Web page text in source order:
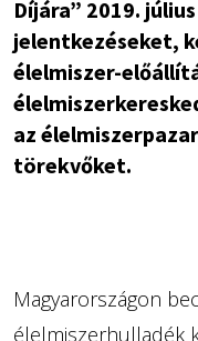
Díjára” 2019.
jelentkezéseket,
élelmiszer-
az
törekvőket.
Magyarországon
élelmiszerhulladék